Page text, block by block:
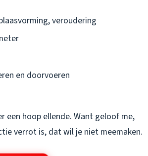
veroudering
en doorvoeren
een hoop ellende. Want geloof me,
verrot is, dat wil je niet meemaken.